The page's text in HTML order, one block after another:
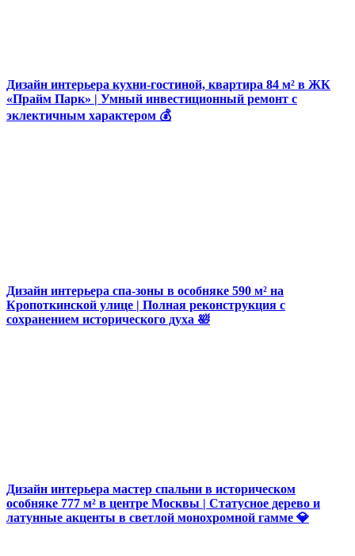
Дизайн интерьера кухни-гостиной, квартира 84 м² в ЖК
«Прайм Парк» | Умный инвестиционный ремонт с
эклектичным характером 💰
Дизайн интерьера спа-зоны в особняке 590 м² на
Кропоткинской улице | Полная реконструкция с
сохранением исторического духа 🛀
Дизайн интерьера мастер спальни в историческом
особняке 777 м² в центре Москвы | Статусное дерево и
латунные акценты в светлой монохромной гамме 💎